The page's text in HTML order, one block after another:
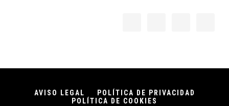
AVISO LEGAL
POLÍTICA DE PRIVACIDAD
POLÍTICA DE COOKIES